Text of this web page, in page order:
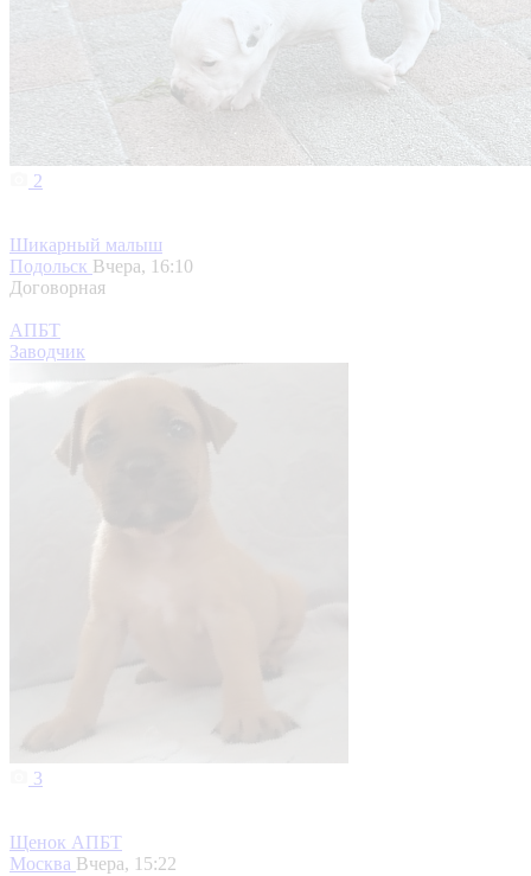
2
Шикарный малыш
Подольск Вчера, 16:10
Договорная
АПБТ
Заводчик
3
Щенок АПБТ
Москва Вчера, 15:22